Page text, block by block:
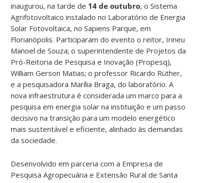
inaugurou, na tarde de 14 de outubro, o Sistema
Agrifotovoltaico instalado no Laboratório de Energia
Solar Fotovoltaica, no Sapiens Parque, em
Florianópolis. Participaram do evento o reitor, Irineu
Manoel de Souza; o superintendente de Projetos da
Pró-Reitoria de Pesquisa e Inovação (Propesq),
William Gerson Matias; o professor Ricardo Rüther,
e a pesquisadora Marília Braga, do laboratório. A
nova infraestrutura é considerada um marco para a
pesquisa em energia solar na instituição e um passo
decisivo na transição para um modelo energético
mais sustentável e eficiente, alinhado às demandas
da sociedade.
Desenvolvido em parceria com a Empresa de
Pesquisa Agropecuária e Extensão Rural de Santa